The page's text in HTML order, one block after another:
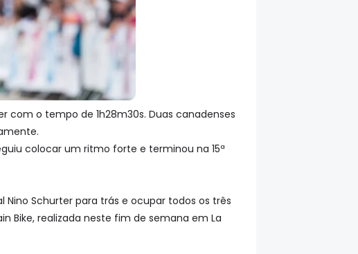
com o tempo de 1h28m30s. Duas canadenses
colocar um ritmo forte e terminou na 15ª
Schurter para trás e ocupar todos os três
Bike, realizada neste fim de semana em La